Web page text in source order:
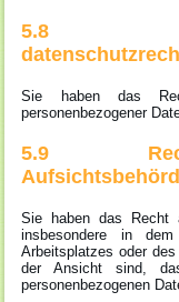
5.8
Sie haben das
personenbezogener
5.9 Recht
Sie haben das Recht
insbesondere in
Arbeitsplatzes oder
der Ansicht sind,
personenbezogenen